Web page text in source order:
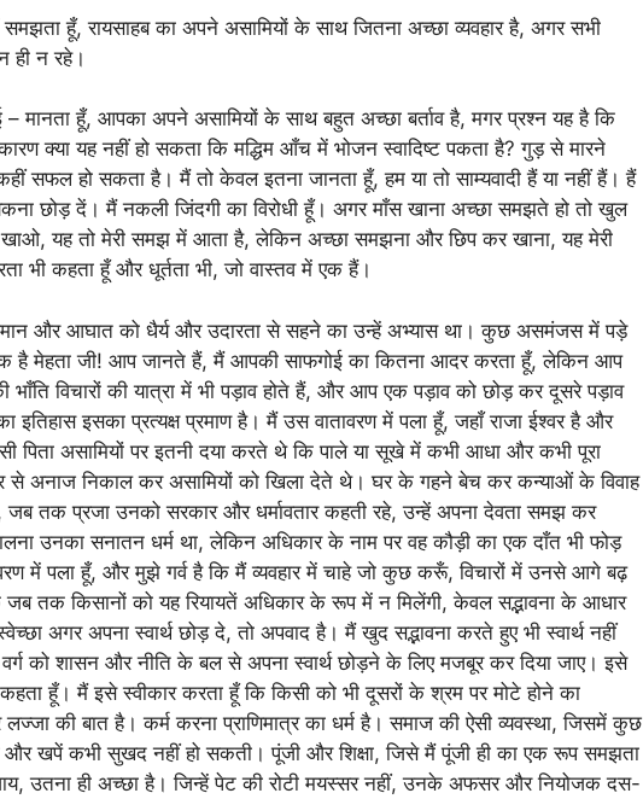
हूँ, रायसाहब का अपने असामियों के साथ जितना अच्छा व्यवहार है, अगर सभी
ही न रहे।
– मानता हूँ, आपका अपने असामियों के साथ बहुत अच्छा बर्ताव है, मगर प्रश्न यह है कि
क्या यह नहीं हो सकता कि मद्धिम आँच में भोजन स्वादिष्ट पकता है? गुड़ से मारने
सफल हो सकता है। मैं तो केवल इतना जानता हूँ, हम या तो साम्यवादी हैं या नहीं हैं। हैं
छोड़ दें। मैं नकली जिंदगी का विरोधी हूँ। अगर माँस खाना अच्छा समझते हो तो खुल
यह तो मेरी समझ में आता है, लेकिन अच्छा समझना और छिप कर खाना, यह मेरी
भी कहता हूँ और धूर्तता भी, जो वास्तव में एक हैं।
और आघात को धैर्य और उदारता से सहने का उन्हें अभ्यास था। कुछ असमंजस में पड़े
है मेहता जी! आप जानते हैं, मैं आपकी साफगोई का कितना आदर करता हूँ, लेकिन आप
विचारों की यात्रा में भी पड़ाव होते हैं, और आप एक पड़ाव को छोड़ कर दूसरे पड़ाव
इसका प्रत्यक्ष प्रमाण है। मैं उस वातावरण में पला हूँ, जहाँ राजा ईश्वर है और
पिता असामियों पर इतनी दया करते थे कि पाले या सूखे में कभी आधा और कभी पूरा
अनाज निकाल कर असामियों को खिला देते थे। घर के गहने बेच कर कन्याओं के विवाह
तक प्रजा उनको सरकार और धर्मावतार कहती रहे, उन्हें अपना देवता समझ कर
उनका सनातन धर्म था, लेकिन अधिकार के नाम पर वह कौड़ी का एक दाँत भी फोड़
में पला हूँ, और मुझे गर्व है कि मैं व्यवहार में चाहे जो कुछ करूँ, विचारों में उनसे आगे बढ़
तक किसानों को यह रियायतें अधिकार के रूप में न मिलेंगी, केवल सद्भावना के आधार
अगर अपना स्वार्थ छोड़ दे, तो अपवाद है। मैं खुद सद्भावना करते हुए भी स्वार्थ नहीं
को शासन और नीति के बल से अपना स्वार्थ छोड़ने के लिए मजबूर कर दिया जाए। इसे
हूँ। मैं इसे स्वीकार करता हूँ कि किसी को भी दूसरों के श्रम पर मोटे होने का
लज्जा की बात है। कर्म करना प्राणिमात्र का धर्म है। समाज की ऐसी व्यवस्था, जिसमें कुछ
खपें कभी सुखद नहीं हो सकती। पूंजी और शिक्षा, जिसे मैं पूंजी ही का एक रूप समझता
उतना ही अच्छा है। जिन्हें पेट की रोटी मयस्सर नहीं, उनके अफसर और नियोजक दस-